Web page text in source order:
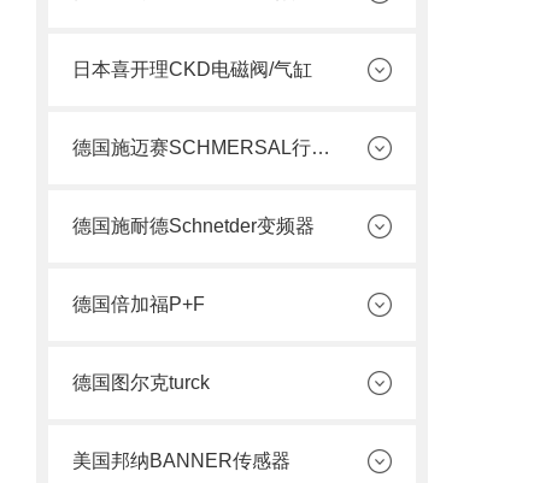
日本喜开理CKD电磁阀/气缸
德国施迈赛SCHMERSAL行程开关
德国施耐德Schnetder变频器
德国倍加福P+F
德国图尔克turck
美国邦纳BANNER传感器